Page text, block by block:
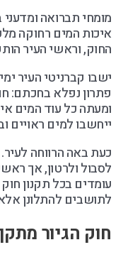
מומחי תברואה ומדעני
איכות המים רחוקה
החוק, וראשי העיר
ישבו קברניטי העיר
פתרון נפלא בחכתם:
ומעתה כל עוד המים
ייחשבו למים ראויים
כעת באה הרווחה
לסבול ולרטון, אך
עומדים בכל תקנון חוק
לתושבים להתלונן
חוק הגיור